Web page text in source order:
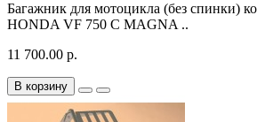
Багажник для мотоцикла (без спинки)
HONDA VF 750 C MAGNA ..
11 700.00 р.
В корзину